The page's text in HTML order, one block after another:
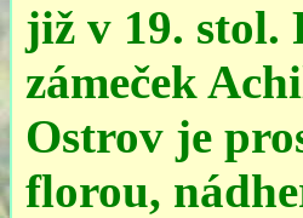
již v 19. stol.
zámeček
Ostrov je
florou,